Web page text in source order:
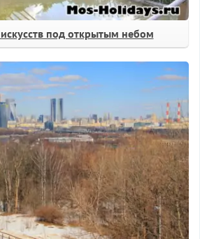
под открытым небом